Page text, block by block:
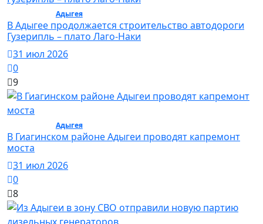
Адыгея/ Общество
В Адыгее продолжается строительство автодороги
Гузерипль – плато Лаго-Наки
31 июл 2026
0
9
Адыгея/ Общество
В Гиагинском районе Адыгеи проводят капремонт
моста
31 июл 2026
0
8